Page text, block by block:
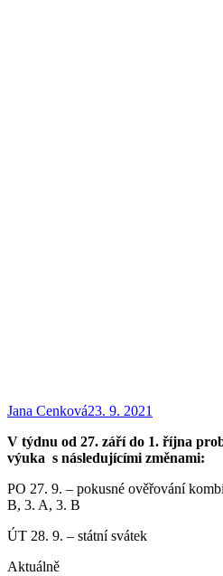
Jana Cenková23. 9. 2021
V týdnu od 27. září do 1. října
výuka s následujícími změnami:
PO 27. 9. – pokusné ověřování
B, 3. A, 3. B
ÚT 28. 9. – státní svátek
Aktuálně